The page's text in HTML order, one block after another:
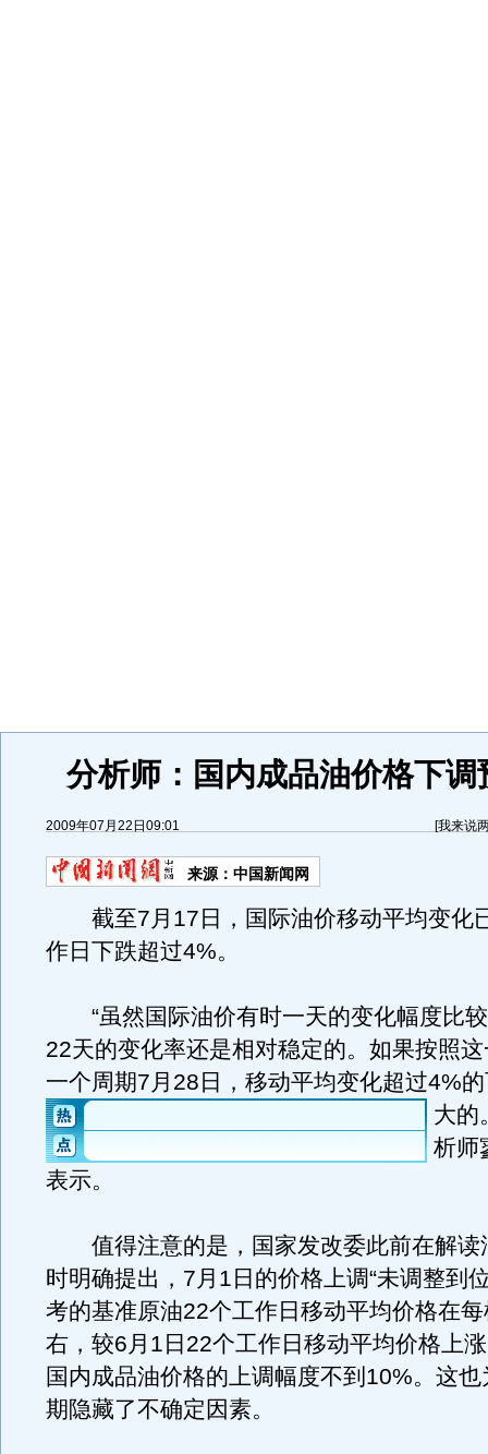
分析师：国内成品油价格下调
2009年07月22日09:01 [我来说
来源： 中国新闻网
截至7月17日，国际油价移动平均变化
作日下跌超过4%。
“虽然国际油价有时一天的变化幅度比
22天的变化率还是相对稳定的。如果按照
一个周期7月28日，移动平均变化超过4%
大的
析师
表示。
值得注意的是，国家发改委此前在解读
时明确提出，7月1日的价格上调“未调整到
考的基准原油22个工作日移动平均价格在
右，较6月1日22个工作日移动平均价格上
国内成品油价格的上调幅度不到10%。这
期隐藏了不确定因素。